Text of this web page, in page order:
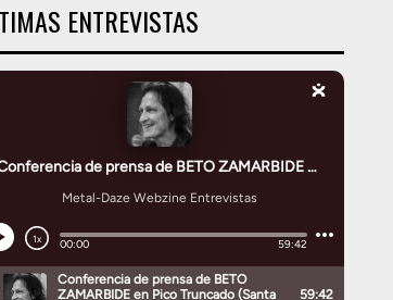
ENTREVISTAS